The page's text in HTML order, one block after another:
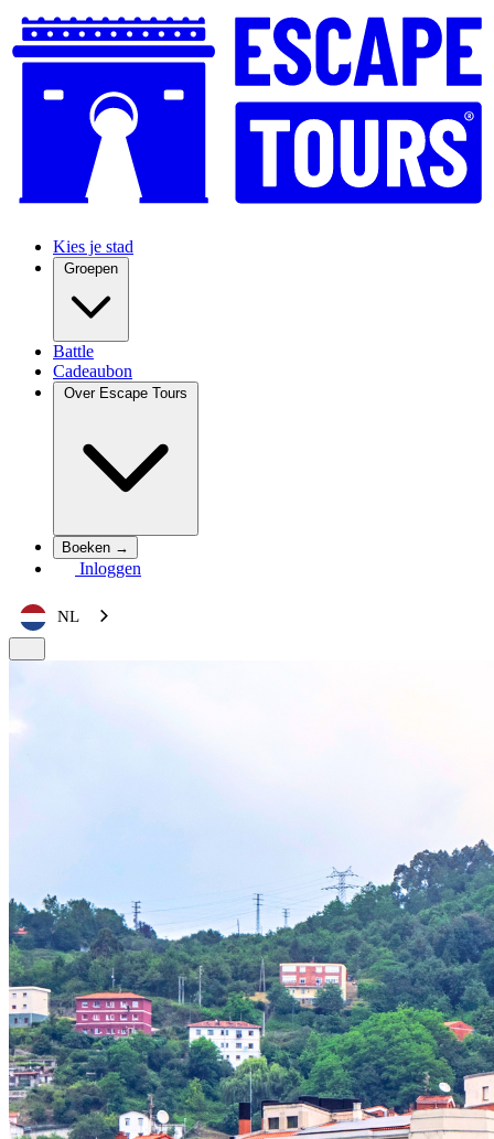
Kies je stad
Groepen
Battle
Cadeaubon
Over Escape Tours
Boeken →
Inloggen
NL